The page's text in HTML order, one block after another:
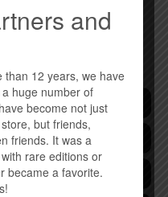
and
than 12 years, we have
huge number of
become not just
but friends,
friends. It was a
rare editions or
became a favorite.